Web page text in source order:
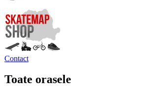
Contact
Toate orasele